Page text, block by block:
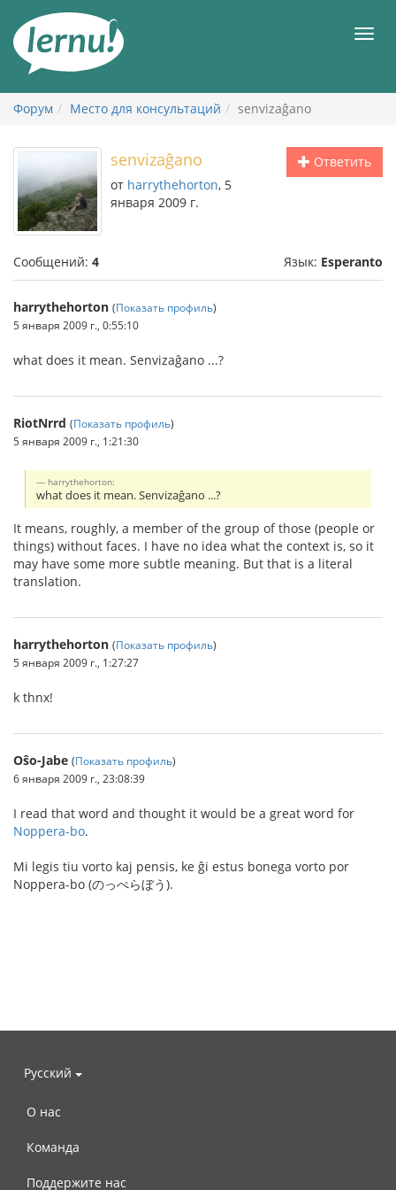
содержанию
Форум Место для консультаций senvizaĝano
Ответить
senvizaĝano
от harrythehorton, 5
января 2009 г.
Сообщений: 4 Язык: Esperanto
harrythehorton (Показать профиль)
5 января 2009 г., 0:55:10
what does it mean. Senvizaĝano ...?
RiotNrrd (Показать профиль)
5 января 2009 г., 1:21:30
harrythehorton:
what does it mean. Senvizaĝano ...?
It means, roughly, a member of the group of those (people or
things) without faces. I have no idea what the context is, so it
may have some more subtle meaning. But that is a literal
translation.
harrythehorton (Показать профиль)
5 января 2009 г., 1:27:27
k thnx!
Oŝo-Jabe (Показать профиль)
6 января 2009 г., 23:08:39
I read that word and thought it would be a great word for
Noppera-bo.
Mi legis tiu vorto kaj pensis, ke ĝi estus bonega vorto por
Noppera-bo (のっぺらぼう).
Русский
О нас
Команда
Поддержите нас